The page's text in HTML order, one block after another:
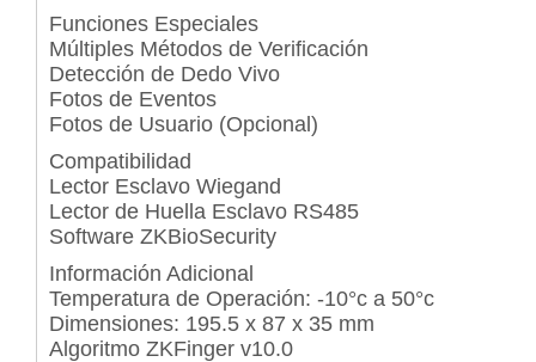
Funciones Especiales
Múltiples Métodos de Verificación
Detección de Dedo Vivo
Fotos de Eventos
Fotos de Usuario (Opcional)
Compatibilidad
Lector Esclavo Wiegand
Lector de Huella Esclavo RS485
Software ZKBioSecurity
Información Adicional
Temperatura de Operación: -10°c a 50°c
Dimensiones: 195.5 x 87 x 35 mm
Algoritmo ZKFinger v10.0